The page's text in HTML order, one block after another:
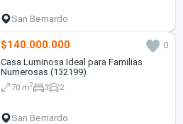
San Bernardo
$140.000.000
0
Casa Luminosa Ideal para Familias
Numerosas (132199)
70 m2 3 2
San Bernardo